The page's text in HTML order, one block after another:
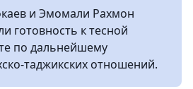
и Эмомали Рахмон
готовность к тесной
по дальнейшему
таджикских отношений.